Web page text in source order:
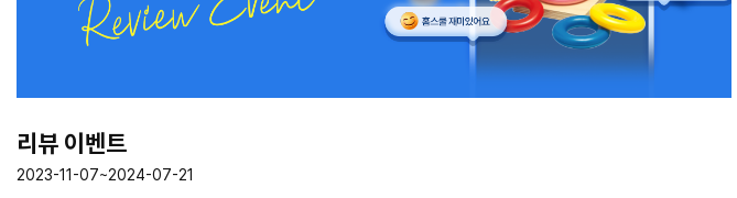
리뷰 이벤트
2023-11-07~2024-07-21